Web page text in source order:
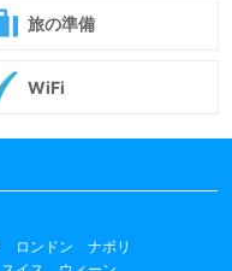
旅の準備
WiFi
ロンドン
ナポリ